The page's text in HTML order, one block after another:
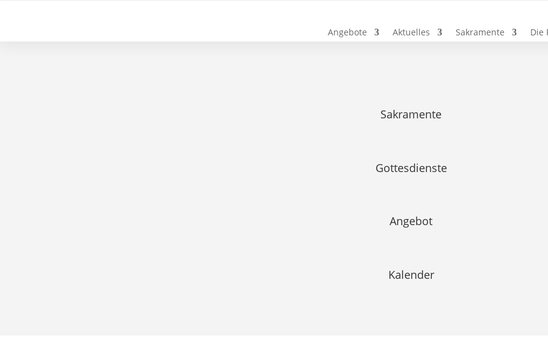
Angebote Aktuelles Sakramente Die
Sakramente
Gottesdienste
Angebot
Kalender